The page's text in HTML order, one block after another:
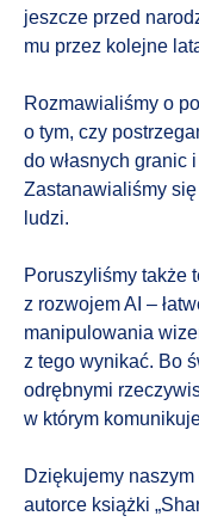
jeszcze przed
mu przez kolejne
Rozmawialiśmy o
o tym, czy
do własnych granic
Zastanawialiśmy
ludzi.
Poruszyliśmy także
z rozwojem AI –
manipulowania
z tego wynikać. Bo
odrębnymi
w którym
Dziękujemy
autorce książki